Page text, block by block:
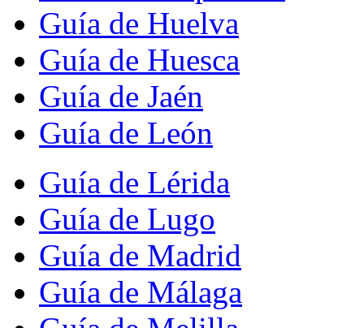
Guía de Huelva
Guía de Huesca
Guía de Jaén
Guía de León
Guía de Lérida
Guía de Lugo
Guía de Madrid
Guía de Málaga